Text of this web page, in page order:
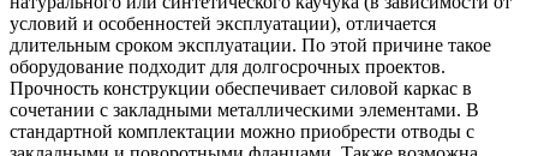
условий и особенностей эксплуатации), отличается
длительным сроком эксплуатации. По этой причине такое
оборудование подходит для долгосрочных проектов.
Прочность конструкции обеспечивает силовой каркас в
сочетании с закладными металлическими элементами. В
стандартной комплектации можно приобрести отводы с